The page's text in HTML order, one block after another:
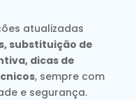
atualizadas
substituição de
dicas de
, sempre com
e segurança.